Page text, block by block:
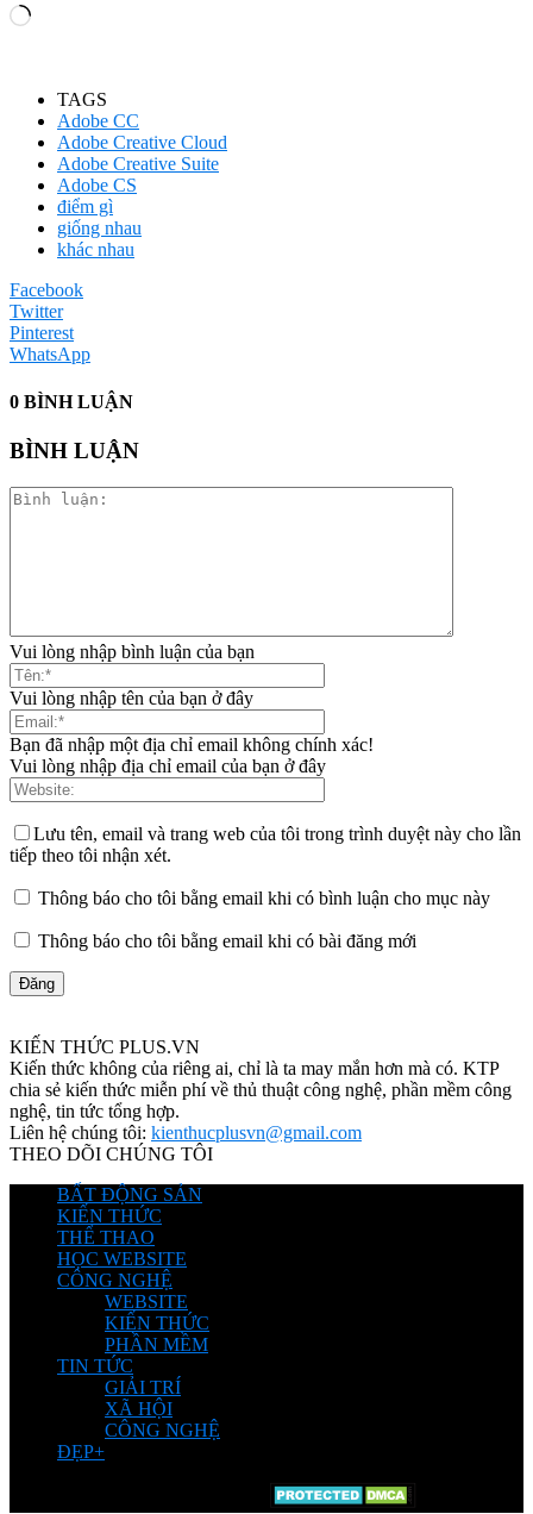
Đang
TAGS
Adobe CC
Adobe Creative Cloud
Adobe Creative Suite
Adobe CS
điểm gì
giống nhau
khác nhau
Facebook
Twitter
Pinterest
WhatsApp
0 BÌNH LUẬN
BÌNH LUẬN
Vui lòng nhập bình luận của bạn
Vui lòng nhập tên của bạn ở đây
Bạn đã nhập một địa chỉ email không chính xác!
Vui lòng nhập địa chỉ email của bạn ở đây
Lưu tên, email và trang web của tôi trong trình duyệt này cho lần
tiếp theo tôi nhận xét.
Thông báo cho tôi bằng email khi có bình luận cho mục này
Thông báo cho tôi bằng email khi có bài đăng mới
KIẾN THỨC PLUS.VN
Kiến thức không của riêng ai, chỉ là ta may mắn hơn mà có. KTP
chia sẻ kiến thức miễn phí về thủ thuật công nghệ, phần mềm công
nghệ, tin tức tổng hợp.
Liên hệ chúng tôi: kienthucplusvn@gmail.com
THEO DÕI CHÚNG TÔI
BẤT ĐỘNG SẢN
KIẾN THỨC
THỂ THAO
HỌC WEBSITE
CÔNG NGHỆ
WEBSITE
KIẾN THỨC
PHẦN MỀM
TIN TỨC
GIẢI TRÍ
XÃ HỘI
CÔNG NGHỆ
ĐẸP+